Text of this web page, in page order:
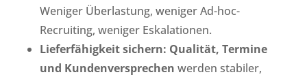
Weniger Überlastung, weniger Ad-hoc-
Recruiting, weniger Eskalationen.
Lieferfähigkeit sichern: Qualität, Termine
und Kundenversprechen werden stabiler,